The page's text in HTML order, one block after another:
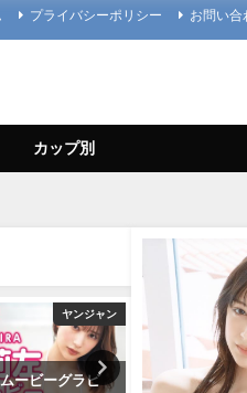
プライバシーポリシー お問い合
カップ別
ヤンジャン
ービーグラビ
櫻井音乃 写真